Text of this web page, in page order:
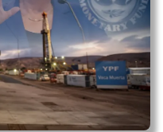
informe Radar
leelo acá